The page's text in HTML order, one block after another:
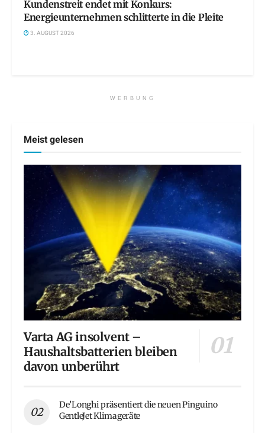
Kundenstreit endet mit Konkurs:
Energieunternehmen schlitterte in die Pleite
3. AUGUST 2026
WERBUNG
Meist gelesen
Varta AG insolvent –
Haushaltsbatterien bleiben
davon unberührt
De’Longhi präsentiert die neuen Pinguino
GentleJet Klimageräte